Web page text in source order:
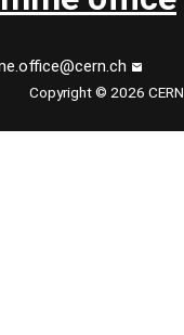
Copyright © 2026 CERN